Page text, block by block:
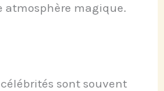
atmosphère magique.
sont souvent